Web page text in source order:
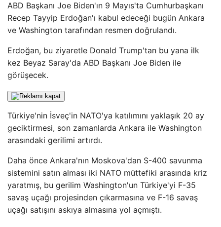
ABD Başkanı Joe Biden'ın 9 Mayıs'ta Cumhurbaşkanı
Recep Tayyip Erdoğan'ı kabul edeceği bugün Ankara
ve Washington tarafından resmen doğrulandı.
Erdoğan, bu ziyaretle Donald Trump'tan bu yana ilk
kez Beyaz Saray'da ABD Başkanı Joe Biden ile
görüşecek.
Türkiye'nin İsveç'in NATO'ya katılımını yaklaşık 20 ay
geciktirmesi, son zamanlarda Ankara ile Washington
arasındaki gerilimi artırdı.
Daha önce Ankara'nın Moskova'dan S-400 savunma
sistemini satın alması iki NATO müttefiki arasında kriz
yaratmış, bu gerilim Washington'un Türkiye'yi F-35
savaş uçağı projesinden çıkarmasına ve F-16 savaş
uçağı satışını askıya almasına yol açmıştı.